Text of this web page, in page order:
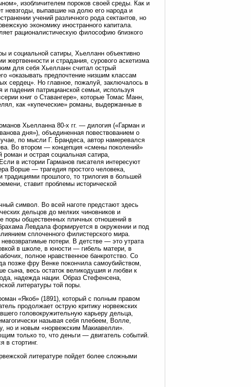
изобличителем пороков своей среды. Как и
невзгоды, выпавшие на долю его народа и
учений различного рода сектантов, но
экономику иностранного капитала.
рационалистическую философию близкого
и социальной сатиры, Хьелланн объективно
жертвенности и страдания, сурового аскетизма
для себя Хьелланн считал острый
«оказывать предпочтение низшим классам
сердец». Но главное, пожалуй, заключалось в
падения патрицианской семьи, используя
книг о Ставангере», которые Томас Манн,
как «купеческие» романы, выдержанные в
Хьелланна 80-х гг. — дилогия («Гарман и
дня»), объединенная повествованием о
по мысли Г. Брандеса, автор намеревался
Во втором — концепция «смены поколений»
и острая социальная сатира,
в истории Гарманов писателя интересуют
Ворше — трагедия простого человека,
прошлого, то трилогия в большей
ставит проблемы исторической
символ. Во всей наготе предстают здесь
дельцов до мелких чиновников и
поры общественных пличных отношений в
Левдала формируется в окружении и под
сплоченного филистерского мира.
потери. В детстве — это утрата
в школе, в юности — гибель матери, в
полное нравственное банкротство. Со
позже фру Венке покончила самоубийством,
сына, весь остаток великодушия и любви к
надежда нации. Образ Стефенсена,
литературы той поры.
«Якоб» (1891), который с полным правом
продолжает острую критику норвежских
головокружительную карьеру дельца,
называя себя плебеем, Волле,
но и новым «норвежским Макиавелли».
только то, что деньги — двигатель событий.
в стортинг.
литературе пойдет более сложными